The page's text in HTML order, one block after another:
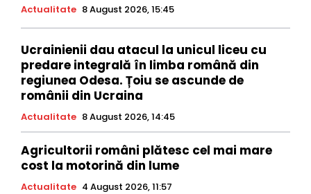
Actualitate 8 August 2026, 15:45
Ucrainienii dau atacul la unicul liceu cu
predare integrală în limba română din
regiunea Odesa. Țoiu se ascunde de
românii din Ucraina
Actualitate 8 August 2026, 14:45
Agricultorii români plătesc cel mai mare
cost la motorină din lume
Actualitate 4 August 2026, 11:57